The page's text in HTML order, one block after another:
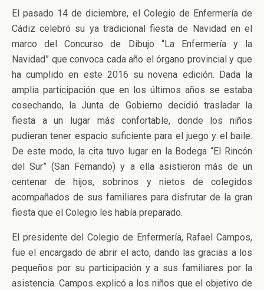
El pasado 14 de diciembre, el Colegio de Enfermería de
Cádiz celebró su ya tradicional fiesta de Navidad en el
marco del Concurso de Dibujo “La Enfermería y la
Navidad” que convoca cada año el órgano provincial y que
ha cumplido en este 2016 su novena edición. Dada la
amplia participación que en los últimos años se estaba
cosechando, la Junta de Gobierno decidió trasladar la
fiesta a un lugar más confortable, donde los niños
pudieran tener espacio suficiente para el juego y el baile.
De este modo, la cita tuvo lugar en la Bodega “El Rincón
del Sur” (San Fernando) y a ella asistieron más de un
centenar de hijos, sobrinos y nietos de colegidos
acompañados de sus familiares para disfrutar de la gran
fiesta que el Colegio les había preparado.
El presidente del Colegio de Enfermería, Rafael Campos,
fue el encargado de abrir el acto, dando las gracias a los
pequeños por su participación y a sus familiares por la
asistencia. Campos explicó a los niños que el objetivo de